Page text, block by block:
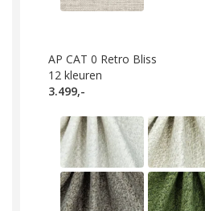
AP CAT 0 Retro Bliss
12 kleuren
3.499,-